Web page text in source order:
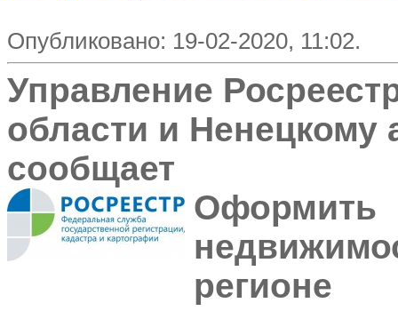
Опубликовано: 19-02-2020, 11:02.
Управление
области и Ненецкому
сообщает
регионе